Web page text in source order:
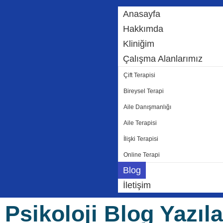
Anasayfa
Hakkımda
Kliniğim
Çalışma Alanlarımız
Çift Terapisi
Bireysel Terapi
Aile Danışmanlığı
Aile Terapisi
İlişki Terapisi
Online Terapi
Blog
İletişim
Psikoloji Blog